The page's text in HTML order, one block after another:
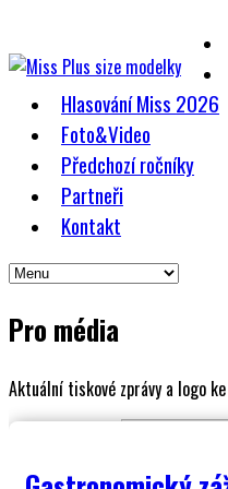
Hlasování Miss 2026
Foto&Video
Předchozí ročníky
Partneři
Kontakt
Pro média
Aktuální tiskové zprávy a logo